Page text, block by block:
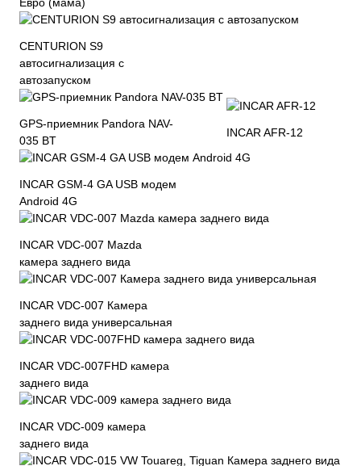
Евро (мама)
CENTURION S9
автосигнализация с
автозапуском
GPS-приемник Pandora NAV-
035 BT
INCAR AFR-12
INCAR GSM-4 GA USB модем
Android 4G
INCAR VDC-007 Mazda
камера заднего вида
INCAR VDC-007 Камера
заднего вида универсальная
INCAR VDC-007FHD камера
заднего вида
INCAR VDC-009 камера
заднего вида